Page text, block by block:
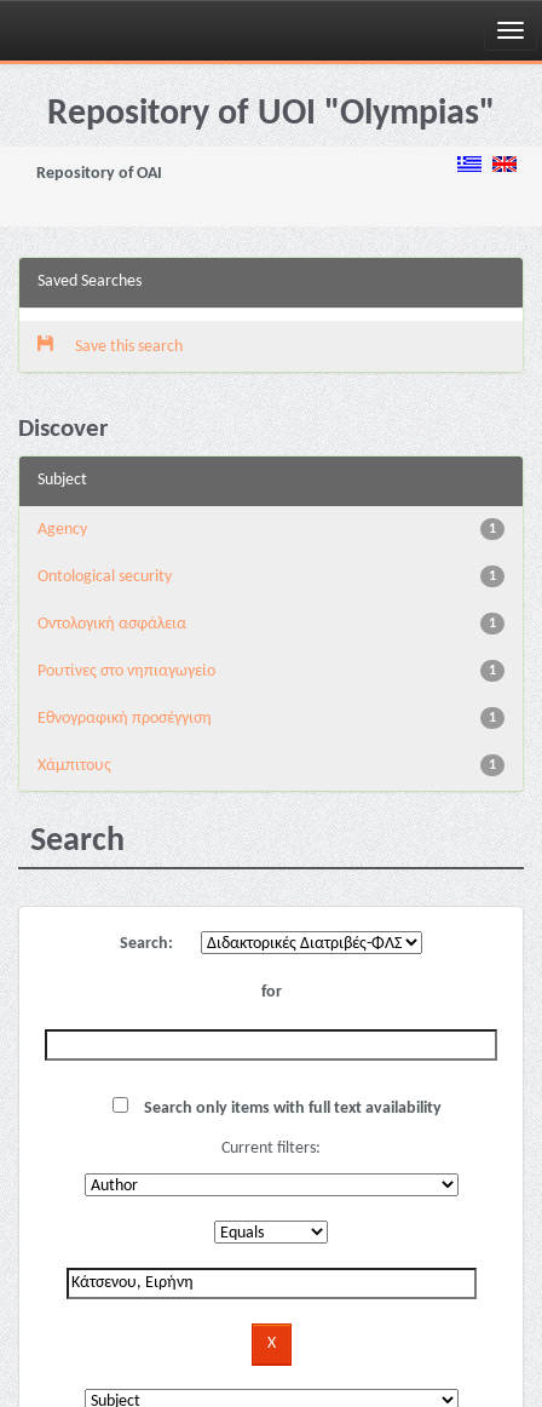
Skip
navigationRepository of UOI "Olympias"
Repository of OAI
Saved Searches
Save this search
Discover
Subject
1
Agency
1
Ontological security
1
Oντολογική ασφάλεια
1
Pουτίνες στο νηπιαγωγείο
1
Εθνογραφική προσέγγιση
1
Χάμπιτους
Search
Search:
for
Search only items with full text availability
Current filters: